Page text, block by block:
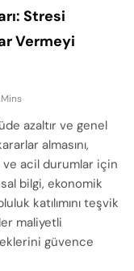
Stresi
Vermeyi
azaltır ve genel
almasını,
acil durumlar için
bilgi, ekonomik
katılımını teşvik
maliyetli
güvence